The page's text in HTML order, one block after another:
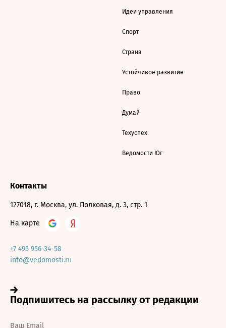
Идеи управления
Спорт
Страна
Устойчивое развитие
Право
Думай
Техуспех
Ведомости Юг
Контакты
127018, г. Москва, ул. Полковая, д. 3, стр. 1
На карте
+7 495 956-34-58
info@vedomosti.ru